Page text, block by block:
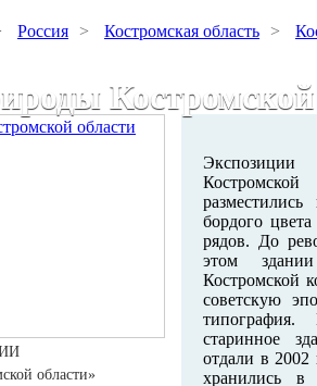
Россия > Костромская область >
Костромской
области»
бордого
рядов. До
этом
Костромской
советскую
старинное
отдали в 2002
хранились